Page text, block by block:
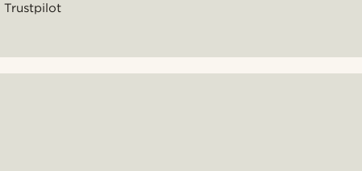
Trustpilot